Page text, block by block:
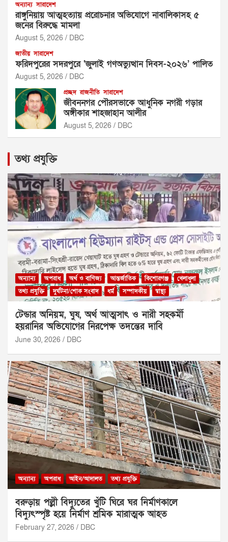
অন্যান্য সারাদেশ
রাঙ্গুনিয়ায় আত্মহত্যায় প্ররোচনার অভিযোগে নাবালিকাসহ ৫
জনের বিরুদ্ধে মামলা
August 5, 2026 DBC
জাতীয় সারাদেশ
ফরিদপুরের সদরপুরে ‘জুলাই গণঅভ্যুত্থান দিবস-২০২৬’ পালিত
August 5, 2026 DBC
প্রচ্ছদ রাজনীতি সারাদেশ
জীবননগর পৌরসভাকে আধুনিক নগরী গড়ার
অঙ্গীকার শাহজাহান আলীর
August 5, 2026 DBC
তথ্য প্রযুক্তি
অন্যান্য অপরাধ অর্থ ও বাণিজ্য আন্তর্জাতিক কিশোরগঞ্জ
খেলাধুলা
তথ্য প্রযুক্তি
দুর্ঘটনা/শোক সংবাদ ধর্ম সম্পাদকীয় স্বাস্থ্য
টেন্ডার অনিয়ম, ঘুষ, অর্থ আত্মসাৎ ও নারী সহকর্মী
হয়রানির অভিযোগের নিরপেক্ষ তদন্তের দাবি
June 30, 2026 DBC
অন্যান্য অপরাধ আইন/আদালত তথ্য প্রযুক্তি
বরুড়ায় পল্লী বিদ্যুতের খুঁটি ঘিরে ঘর নির্মাণকালে
বিদ্যুৎস্পৃষ্ট হয়ে নির্মাণ শ্রমিক মারাত্মক আহত
February 27, 2026 DBC